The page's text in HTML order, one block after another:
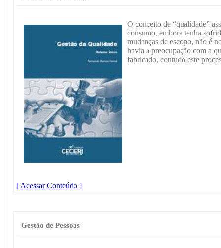
O conceito de “qualidade”
consumo, embora tenha
mudanças de escopo, não é
havia a preocupação com a
fabricado, contudo este
[ Acessar Conteúdo ]
Gestão de Pessoas